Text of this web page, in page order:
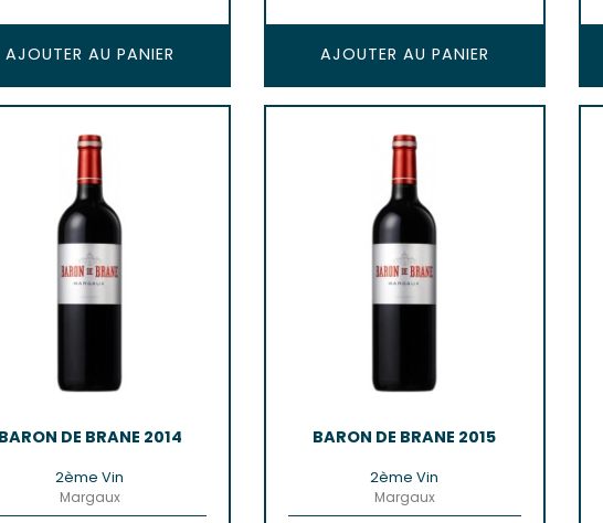
AJOUTER AU PANIER AJOUTER AU PANIER
BARON DE BRANE 2014
2ème Vin
Margaux
BARON DE BRANE 2015
2ème Vin
Margaux